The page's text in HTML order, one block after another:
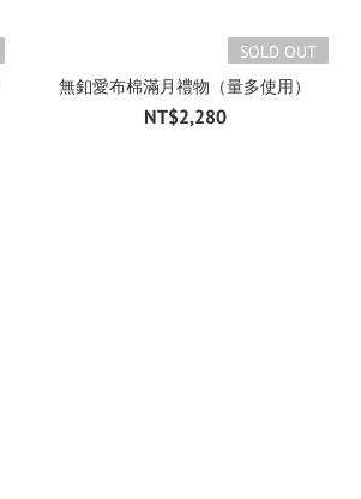
SOLD OUT
無釦愛布棉滿月禮物（量多使用）
NT$2,280